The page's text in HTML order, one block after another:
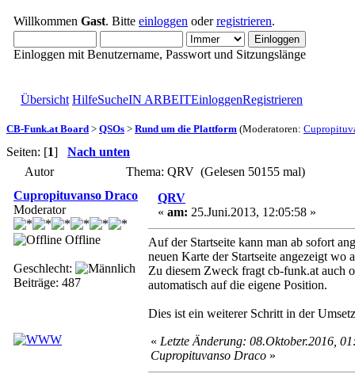
Willkommen Gast. Bitte einloggen oderregistrieren.
Einloggen mit Benutzername, Passwort und Sitzungslänge
Übersicht HilfeSucheIN ARBEITEinloggenRegistrieren
CB-Funk.at Board > QSOs > Rund um die Plattform (Moderatoren:
Seiten: [1] Nach unten
Autor
Thema: QRV (Gelesen 50155 mal)
Cupropituvanso Draco
Moderator
Offline
Geschlecht:
Beiträge: 487
QRV
« am: 25.Juni.2013, 12:05:58 »
Auf der Startseite kann man ab sofort
neuen Karte der Startseite angezeigt wo
Zu diesem Zweck fragt cb-funk.at auch
automatisch auf die eigene Position.
Dies ist ein weiterer Schritt in der
« Letzte Änderung: 08.Oktober.2016,
Cupropituvanso Draco »